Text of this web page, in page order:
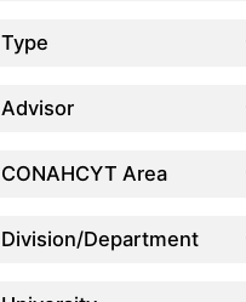
Type
Advisor
CONAHCYT Area
Division/Department